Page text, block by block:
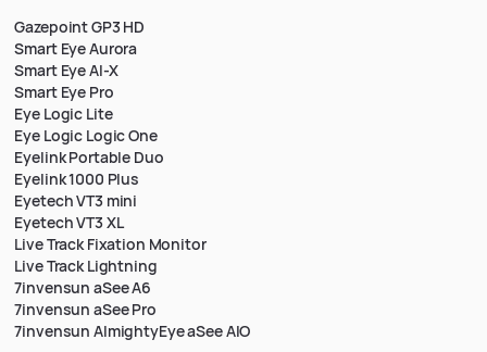
Gazepoint GP3 HD
Smart Eye Aurora
Smart Eye AI-X
Smart Eye Pro
Eye Logic Lite
Eye Logic Logic One
Eyelink Portable Duo
Eyelink 1000 Plus
Eyetech VT3 mini
Eyetech VT3 XL
Live Track Fixation Monitor
Live Track Lightning
7invensun aSee A6
7invensun aSee Pro
7invensun AlmightyEye aSee AIO